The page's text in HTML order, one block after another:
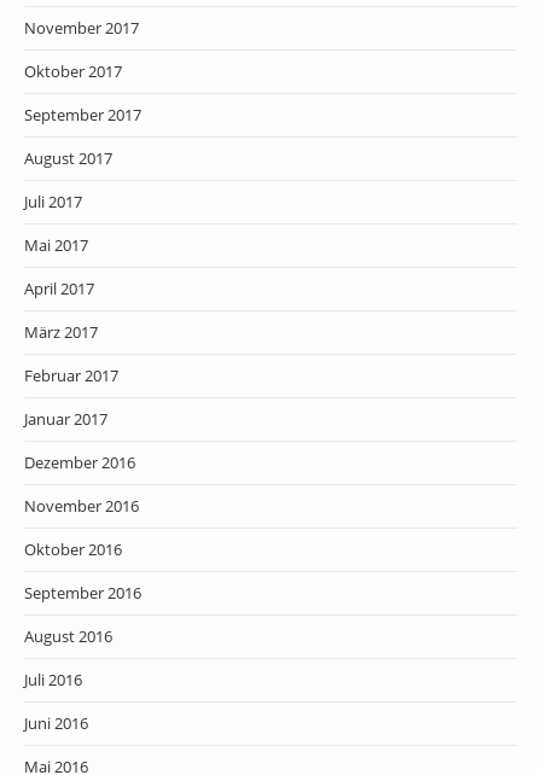
November 2017
Oktober 2017
September 2017
August 2017
Juli 2017
Mai 2017
April 2017
März 2017
Februar 2017
Januar 2017
Dezember 2016
November 2016
Oktober 2016
September 2016
August 2016
Juli 2016
Juni 2016
Mai 2016